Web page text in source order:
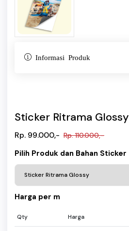
Informasi Produk
Sticker Ritrama Glossy
Rp. 99.000,- Rp. 110.000,-
Pilih Produk dan Bahan Sticker
Harga per m
Qty Harga